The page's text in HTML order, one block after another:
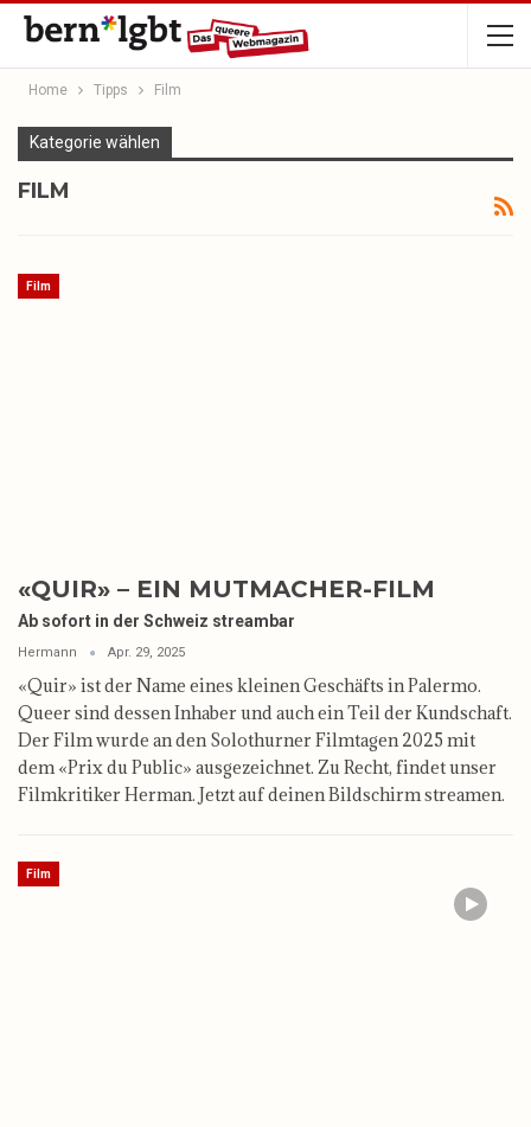
Home Tipps Film
Kategorie wählen
FILM
Film
«QUIR» – EIN MUTMACHER-FILM
Ab sofort in der Schweiz streambar
Hermann Apr. 29, 2025
«Quir» ist der Name eines kleinen Geschäfts in Palermo.
Queer sind dessen Inhaber und auch ein Teil der Kundschaft.
Der Film wurde an den Solothurner Filmtagen 2025 mit
dem «Prix du Public» ausgezeichnet. Zu Recht, findet unser
Filmkritiker Herman. Jetzt auf deinen Bildschirm streamen.
Film